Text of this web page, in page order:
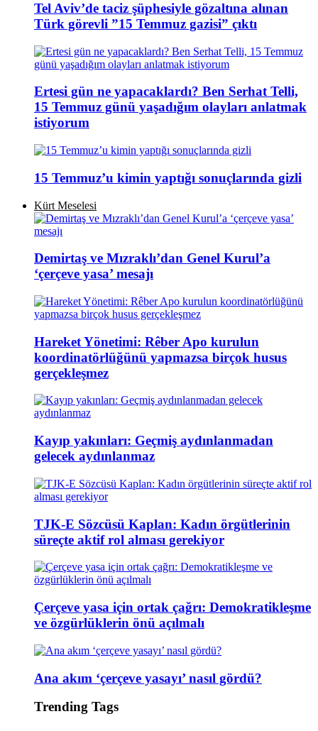
Tel Aviv’de taciz şüphesiyle gözaltına alınan
Türk görevli ”15 Temmuz gazisi” çıktı
Ertesi gün ne yapacaklardı? Ben Serhat Telli,
15 Temmuz günü yaşadığım olayları anlatmak
istiyorum
15 Temmuz’u kimin yaptığı sonuçlarında gizli
Kürt Meselesi
Demirtaş ve Mızraklı’dan Genel Kurul’a
‘çerçeve yasa’ mesajı
Hareket Yönetimi: Rêber Apo kurulun
koordinatörlüğünü yapmazsa birçok husus
gerçekleşmez
Kayıp yakınları: Geçmiş aydınlanmadan
gelecek aydınlanmaz
TJK-E Sözcüsü Kaplan: Kadın örgütlerinin
süreçte aktif rol alması gerekiyor
Çerçeve yasa için ortak çağrı: Demokratikleşme
ve özgürlüklerin önü açılmalı
Ana akım ‘çerçeve yasayı’ nasıl gördü?
Trending Tags